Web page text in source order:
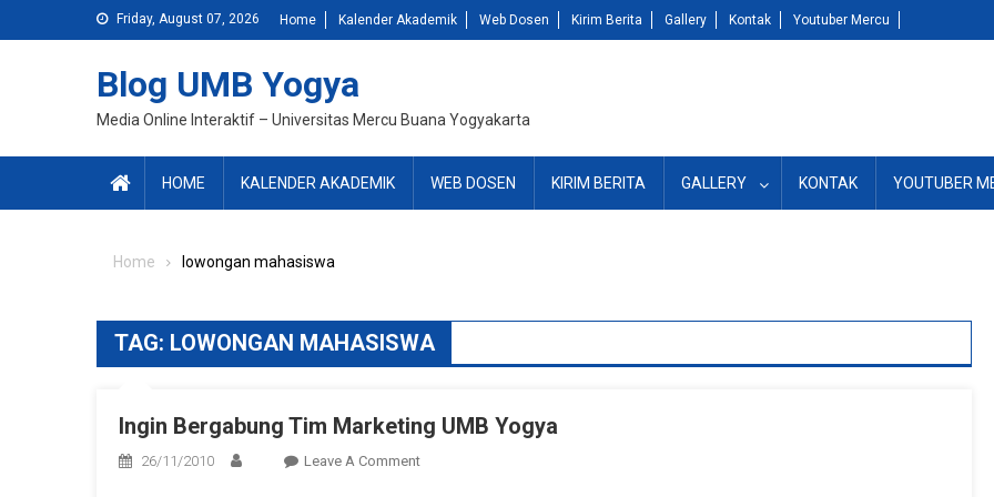
to
Friday, August 07, 2026 Home Kalender Akademik Web Dosen Kirim Berita Gallery Kontak Youtuber Mercu
Blog UMB Yogya
Media Online Interaktif – Universitas Mercu Buana Yogyakarta
HOME KALENDER AKADEMIK WEB DOSEN KIRIM BERITA GALLERY KONTAK YOUTUBER
Home lowongan mahasiswa
TAG: LOWONGAN MAHASISWA
Ingin Bergabung Tim Marketing UMB Yogya
26/11/2010 Leave A CommentOn